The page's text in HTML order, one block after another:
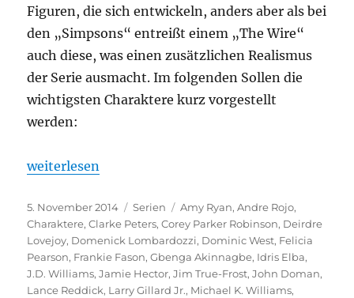
Figuren, die sich entwickeln, anders aber als bei
den „Simpsons“ entreißt einem „The Wire“
auch diese, was einen zusätzlichen Realismus
der Serie ausmacht. Im folgenden Sollen die
wichtigsten Charaktere kurz vorgestellt
werden:
„The Wire – Die wichtigsten Charaktere“
weiterlesen
Veröffentlicht
am
5. November 2014 Kategorien
Serien Schlagwörter
Amy Ryan,Andre Rojo,
Charaktere,Clarke Peters,Corey Parker Robinson, Deirdre
Lovejoy, Domenick Lombardozzi, Dominic West, Felicia
Pearson, Frankie Fason,Gbenga Akinnagbe, Idris Elba,
J.D. Williams,Jamie Hector,Jim True-Frost,John Doman,
Lance Reddick, Larry Gillard Jr., Michael K. Williams,